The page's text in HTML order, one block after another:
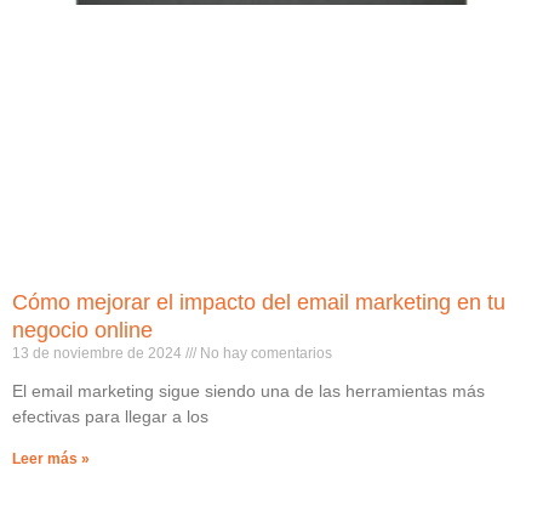
Cómo mejorar el impacto del email marketing en tu
negocio online
13 de noviembre de 2024 No hay comentarios
El email marketing sigue siendo una de las herramientas más
efectivas para llegar a los
Leer más »